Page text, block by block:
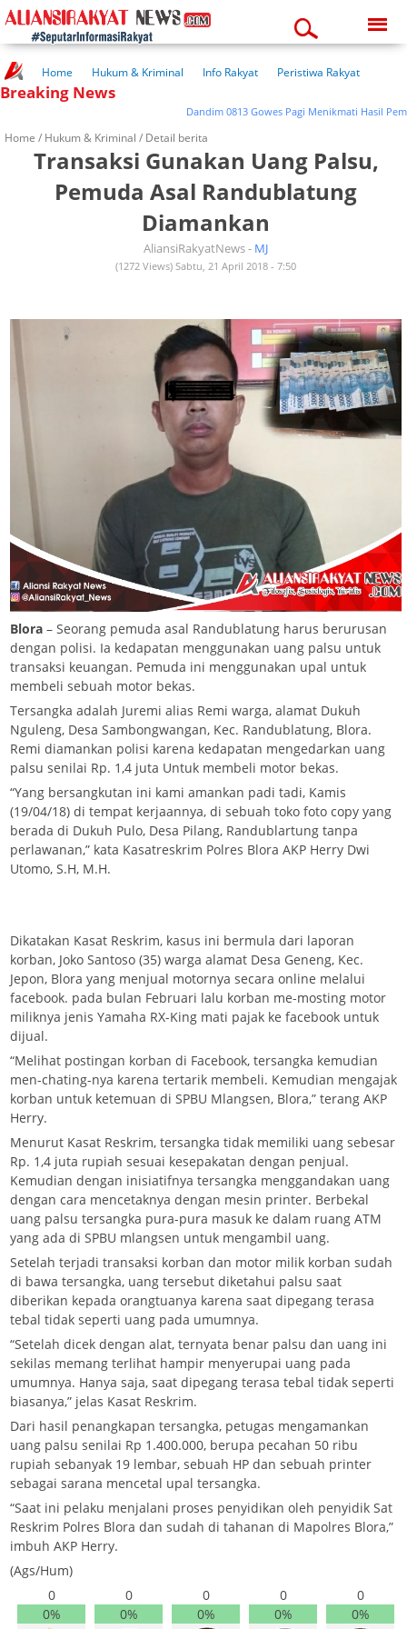
12:10:39 pm
Home Hukum & Kriminal Info Rakyat
Peristiwa Rakyat
Kuliner Rakyat
Wisata Rakyat
Breaking News
Dandim 0813 Gowes Pagi Menikmati Hasil
Home / Hukum & Kriminal / Detail berita
Transaksi Gunakan Uang Palsu,
Pemuda Asal Randublatung
Diamankan
AliansiRakyatNews - MJ
(1272 Views) Sabtu, 21 April 2018 - 7:50
Blora – Seorang pemuda asal Randublatung harus berurusan
dengan polisi. Ia kedapatan menggunakan uang palsu untuk
transaksi keuangan. Pemuda ini menggunakan upal untuk
membeli sebuah motor bekas.
Tersangka adalah Juremi alias Remi warga, alamat Dukuh
Nguleng, Desa Sambongwangan, Kec. Randublatung, Blora.
Remi diamankan polisi karena kedapatan mengedarkan uang
palsu senilai Rp. 1,4 juta Untuk membeli motor bekas.
“Yang bersangkutan ini kami amankan padi tadi, Kamis
(19/04/18) di tempat kerjaannya, di sebuah toko foto copy yang
berada di Dukuh Pulo, Desa Pilang, Randublartung tanpa
perlawanan,” kata Kasatreskrim Polres Blora AKP Herry Dwi
Utomo, S.H, M.H.
Dikatakan Kasat Reskrim, kasus ini bermula dari laporan
korban, Joko Santoso (35) warga alamat Desa Geneng, Kec.
Jepon, Blora yang menjual motornya secara online melalui
facebook. pada bulan Februari lalu korban me-mosting motor
miliknya jenis Yamaha RX-King mati pajak ke facebook untuk
dijual.
“Melihat postingan korban di Facebook, tersangka kemudian
men-chating-nya karena tertarik membeli. Kemudian mengajak
korban untuk ketemuan di SPBU Mlangsen, Blora,” terang AKP
Herry.
Menurut Kasat Reskrim, tersangka tidak memiliki uang sebesar
Rp. 1,4 juta rupiah sesuai kesepakatan dengan penjual.
Kemudian dengan inisiatifnya tersangka menggandakan uang
dengan cara mencetaknya dengan mesin printer. Berbekal
uang palsu tersangka pura-pura masuk ke dalam ruang ATM
yang ada di SPBU mlangsen untuk mengambil uang.
Setelah terjadi transaksi korban dan motor milik korban sudah
di bawa tersangka, uang tersebut diketahui palsu saat
diberikan kepada orangtuanya karena saat dipegang terasa
tebal tidak seperti uang pada umumnya.
“Setelah dicek dengan alat, ternyata benar palsu dan uang ini
sekilas memang terlihat hampir menyerupai uang pada
umumnya. Hanya saja, saat dipegang terasa tebal tidak seperti
biasanya,” jelas Kasat Reskrim.
Dari hasil penangkapan tersangka, petugas mengamankan
uang palsu senilai Rp 1.400.000, berupa pecahan 50 ribu
rupiah sebanyak 19 lembar, sebuah HP dan sebuah printer
sebagai sarana mencetal upal tersangka.
“Saat ini pelaku menjalani proses penyidikan oleh penyidik Sat
Reskrim Polres Blora dan sudah di tahanan di Mapolres Blora,”
imbuh AKP Herry.
(Ags/Hum)
0
0%
0
0%
0
0%
0
0%
0
0%